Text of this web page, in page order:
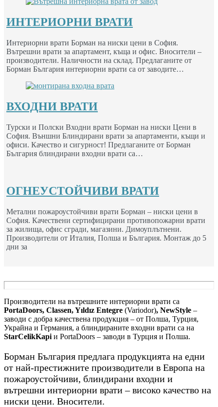
ИНТЕРИОРНИ ВРАТИ
Интериорни врати Борман на ниски цени в София.
Вътрешни врати за апартамент, къща и офис. Вносители –
производители. Наличности на склад. Предлаганите от
Борман България интериорни врати са от заводите…
ВХОДНИ ВРАТИ
Турски и Полски Входни врати Борман на ниски Цени в
София. Външни Блиндирани врати за апартаменти, къщи и
офиси. Качество и сигурност! Предлаганите от Борман
България блиндирани входни врати са…
ОГНЕУСТОЙЧИВИ ВРАТИ
Метални пожароустойчиви врати Борман – ниски цени в
София. Качествени сертифицирани противопожарни врати
за жилища, офис сгради, магазини. Димоуплътнени.
Производители от Италия, Полша и България. Монтаж до 5
дни за
Производители на вътрешните интериорни врати са
PortaDoors, Classen, Yıldız Entegre (Variodor), NewStyle –
заводи с добра качествена продукция – от Полша, Турция,
Украйна и Германия, а блиндираните входни врати са на
StarCelikKapi и PortaDoors – заводи в Турция и Полша.
Борман България предлага продукцията на едни
от най-престижните производители в Европа на
пожароустойчиви, блиндирани входни и
вътрешни интериорни врати – високо качество на
ниски цени. Вносители.